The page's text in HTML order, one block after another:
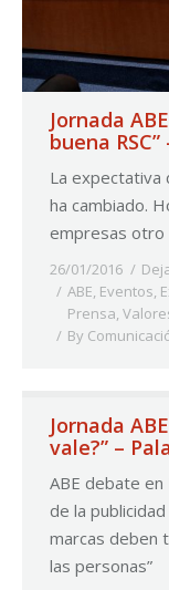
Jornada
buena
La expectativa
ha cambiado.
empresas otro
26/01/2016
ABE, Eventos,
Prensa,
By
Jornada
vale?” –
ABE debate
de la
marcas deben
las personas”